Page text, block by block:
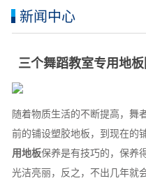
新闻中心
三个舞蹈教室专用地
随着物质生活的不断提高，舞
前的铺设塑胶地板，到现在的
用地板保养是有技巧的，保养
光洁亮丽，反之，不出几年就